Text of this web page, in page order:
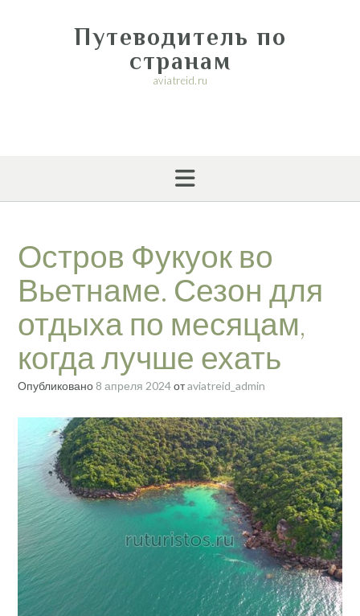
Путеводитель по
странам
aviatreid.ru
Остров Фукуок во
Вьетнаме. Сезон для
отдыха по месяцам,
когда лучше ехать
Опубликовано 8 апреля 2024отaviatreid_admin